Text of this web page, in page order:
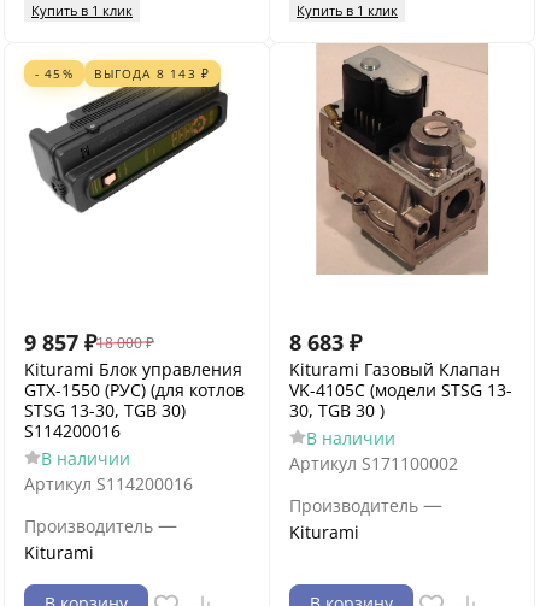
Купить в 1 клик Купить в 1 клик
- 45% ВЫГОДА 8 143 ₽
9 857 ₽18 000 ₽
Kiturami Блок управления
GTX-1550 (РУС) (для котлов
STSG 13-30, TGB 30)
S114200016
В наличии
Артикул S114200016
Производитель —
Kiturami
8 683 ₽
Kiturami Газовый Клапан
VK-4105C (модели STSG 13-
30, TGB 30 )
В наличии
Артикул S171100002
Производитель —
Kiturami